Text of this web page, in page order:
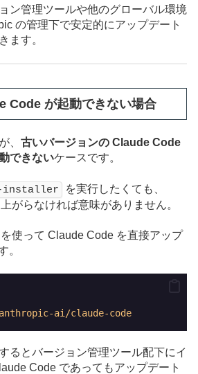
ン管理ツールや他のグローバル環境
の管理下で安定的にアップデート
ます。
Code が起動できない場合
、 古いバージョンの Claude Code
できないケースです。
installer
を実行したくても、
がらなければ意味がありません。
使って Claude Code を直接アップ
。
ai/claude-code
るとバージョン管理ツール配下にイ
Code であってもアップデート